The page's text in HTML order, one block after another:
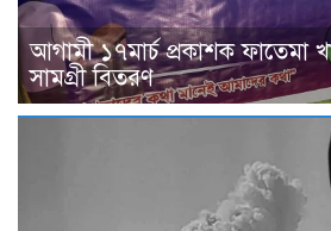
আগামী ১৭মার্চ প্রকাশক ফাতেমা
সামগ্রী বিতরণ